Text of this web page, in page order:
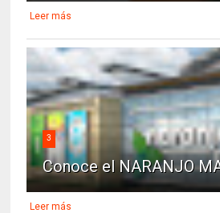
Leer más
3
Conoce el NARANJO
Leer más